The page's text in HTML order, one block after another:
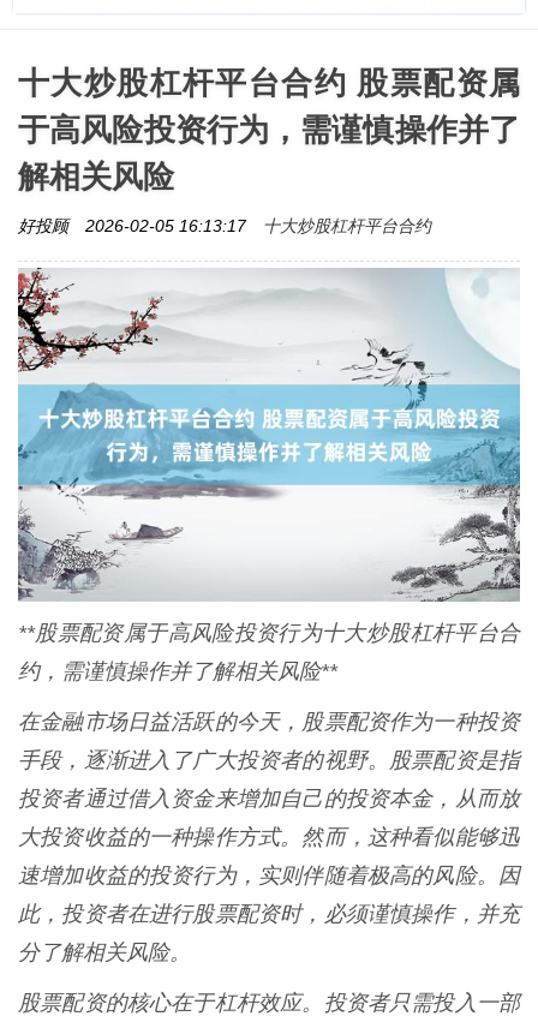
十大炒股杠杆平台合约 股票配资属
于高风险投资行为，需谨慎操作并了
解相关风险
好投顾 2026-02-05 16:13:17 十大炒股杠杆平台合约
**股票配资属于高风险投资行为十大炒股杠杆平台合
约，需谨慎操作并了解相关风险**
在金融市场日益活跃的今天，股票配资作为一种投资
手段，逐渐进入了广大投资者的视野。股票配资是指
投资者通过借入资金来增加自己的投资本金，从而放
大投资收益的一种操作方式。然而，这种看似能够迅
速增加收益的投资行为，实则伴随着极高的风险。因
此，投资者在进行股票配资时，必须谨慎操作，并充
分了解相关风险。
股票配资的核心在于杠杆效应。投资者只需投入一部